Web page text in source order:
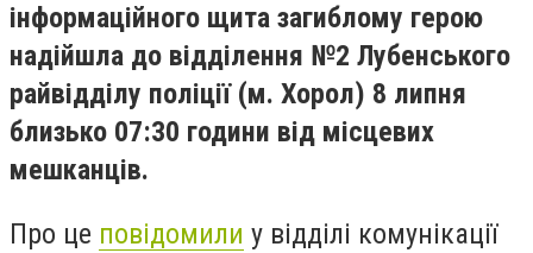
інформаційного щита загиблому герою
надійшла до відділення №2 Лубенського
райвідділу поліції (м. Хорол) 8 липня
близько 07:30 години від місцевих
мешканців.
Про це повідомили у відділі комунікації